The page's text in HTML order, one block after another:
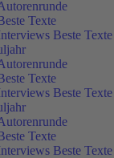
Texte
Beste Texte
Texte
Beste Texte
Texte
Beste Texte